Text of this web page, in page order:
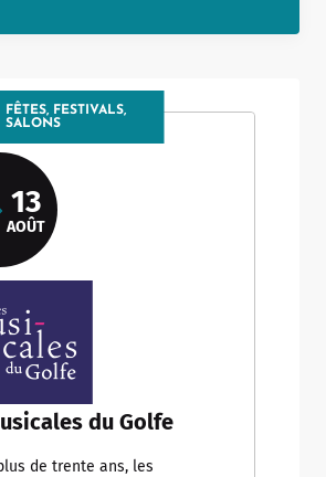
FÊTES, FESTIVALS,
SALONS
13
AOÛT
du Golfe
de trente ans, les